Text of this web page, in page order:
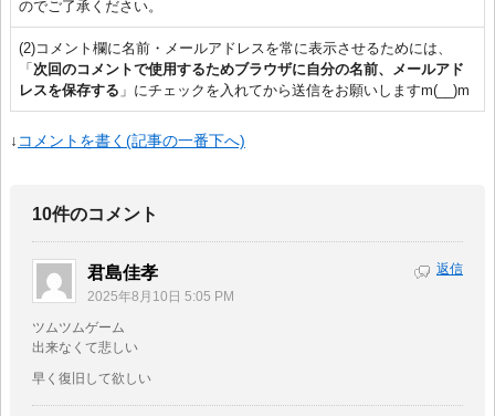
のでご了承ください。
(2)コメント欄に名前・メールアドレスを常に表示させるためには、
「 次回のコメントで使用するためブラウザに自分の名前、メールアド
レスを保存する 」にチェックを入れてから送信をお願いしますm(__)m
↓ コメントを書く(記事の一番下へ)
10件のコメント
君島佳孝
2025年8月10日 5:05 PM
ツムツムゲーム
出来なくて悲しい
早く復旧して欲しい
返信